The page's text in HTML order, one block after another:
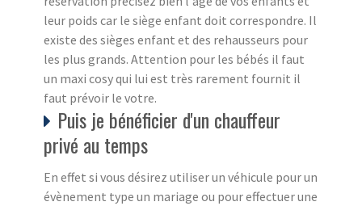
leur poids car le siège enfant doit correspondre. Il
existe des sièges enfant et des rehausseurs pour
les plus grands. Attention pour les bébés il faut
un maxi cosy qui lui est très rarement fournit il
faut prévoir le votre.
Puis je bénéficier d'un chauffeur
privé au temps
En effet si vous désirez utiliser un véhicule pour un
évènement type un mariage ou pour effectuer une